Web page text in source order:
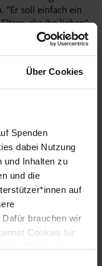
Über Cookies
Spenden
dabei Nutzung
und Inhalten zu
und die
auf
brauchen wir
Cookies für
"Er soll einfach ein
die ihn lieben",
bei
und digital
erhalten? Dann